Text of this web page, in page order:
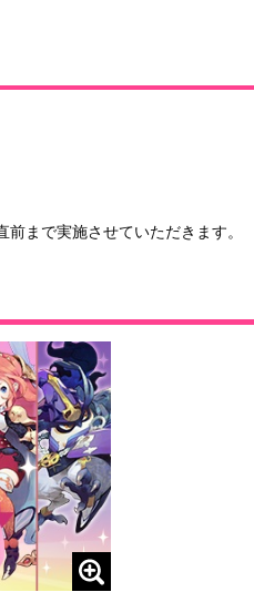
まで実施させていただきます。